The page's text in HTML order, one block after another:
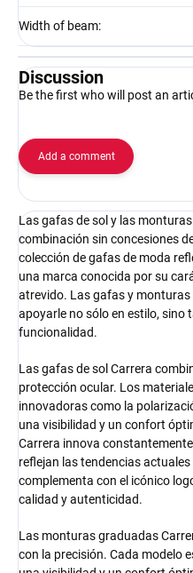
Width of beam:
Discussion
Be the first who will post an
Add a comment
Las gafas de sol y las
combinación sin concesiones
colección de gafas de moda
una marca conocida por su
atrevido. Las gafas y
apoyarle no sólo en estilo, sino
funcionalidad.
Las gafas de sol Carrera
protección ocular. Los
innovadoras como la
una visibilidad y un confort
Carrera innova
reflejan las tendencias
complementa con el icónico
calidad y autenticidad.
Las monturas graduadas
con la precisión. Cada modelo